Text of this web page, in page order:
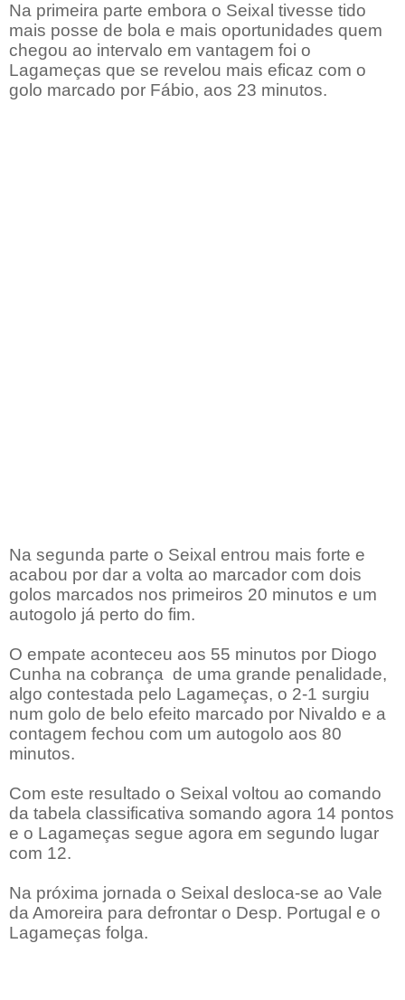
Na primeira parte embora o Seixal tivesse tido
mais posse de bola e mais oportunidades quem
chegou ao intervalo em vantagem foi o
Lagameças que se revelou mais eficaz com o
golo marcado por Fábio, aos 23 minutos.
Na segunda parte o Seixal entrou mais forte e
acabou por dar a volta ao marcador com dois
golos marcados nos primeiros 20 minutos e um
autogolo já perto do fim.
O empate aconteceu aos 55 minutos por Diogo
Cunha na cobrança de uma grande penalidade,
algo contestada pelo Lagameças, o 2-1 surgiu
num golo de belo efeito marcado por Nivaldo e a
contagem fechou com um autogolo aos 80
minutos.
Com este resultado o Seixal voltou ao comando
da tabela classificativa somando agora 14 pontos
e o Lagameças segue agora em segundo lugar
com 12.
Na próxima jornada o Seixal desloca-se ao Vale
da Amoreira para defrontar o Desp. Portugal e o
Lagameças folga.